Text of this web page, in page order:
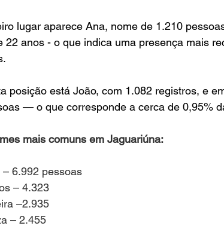
lugar aparece Ana, nome de 1.210
22 anos - o que indica uma presença mais
posição está João, com 1.082 registros, e
— o que corresponde a cerca de 0,95%
mais comuns em Jaguariúna:
– 6.992 pessoas
– 4.323
–2.935
– 2.455